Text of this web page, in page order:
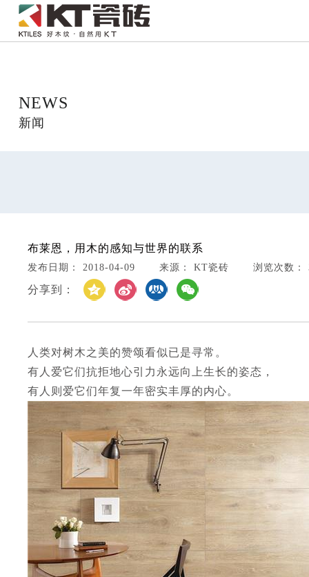
NEWS
新闻
布莱恩，用木的感知与世界的联系
发布日期： 2018-04-09 来源： KT瓷砖 浏览次数：
分享到：
人类对树木之美的赞颂看似已是寻常。
有人爱它们抗拒地心引力永远向上生长的姿态，
有人则爱它们年复一年密实丰厚的内心。